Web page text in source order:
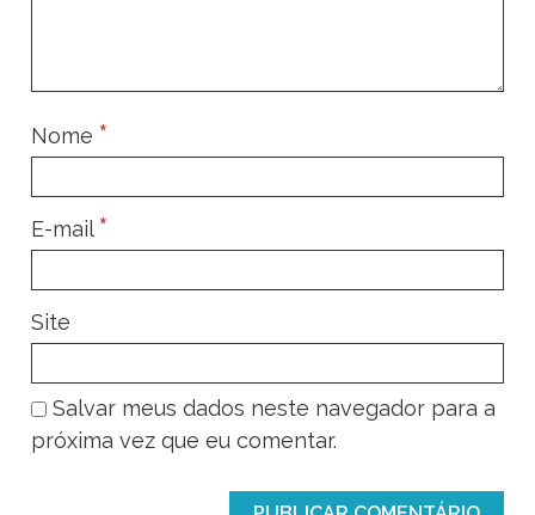
Nome *
E-mail*
Site
Salvar meus dados neste navegador para a
próxima vez que eu comentar.